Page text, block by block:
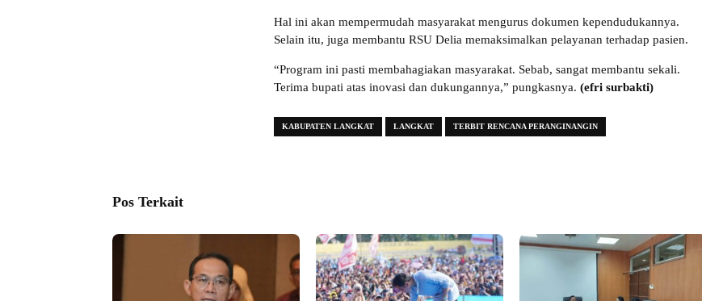
Hal ini akan mempermudah masyarakat mengurus dokumen kependudukannya.
Selain itu, juga membantu RSU Delia memaksimalkan pelayanan terhadap pasien.
“Program ini pasti membahagiakan masyarakat. Sebab, sangat membantu sekali.
Terima bupati atas inovasi dan dukungannya,” pungkasnya. (efri surbakti)
KABUPATEN LANGKAT LANGKAT TERBIT RENCANA PERANGINANGIN
Pos Terkait